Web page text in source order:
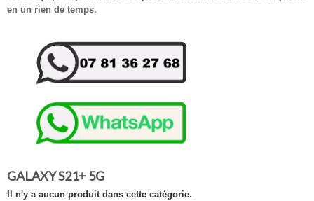
en un rien de temps.
GALAXY S21+ 5G
Il n'y a aucun produit dans cette catégorie.